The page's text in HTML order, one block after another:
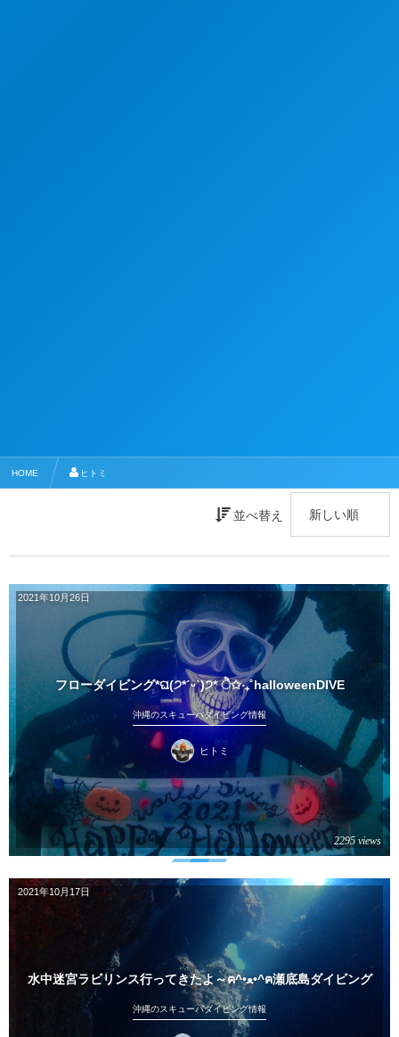
HOME ヒトミ
並べ替え
フローダイビング*ଘ(੭*ˊᵕˋ)੭* ੈ✩‧₊˚halloweenDIVE
2021年10月26日
沖縄のスキューバダイビング情報
ヒトミ
2295 views
水中迷宮ラビリンス行ってきたよ～ฅ^•ﻌ•^ฅ瀬底島ダイビング
2021年10月17日
沖縄のスキューバダイビング情報